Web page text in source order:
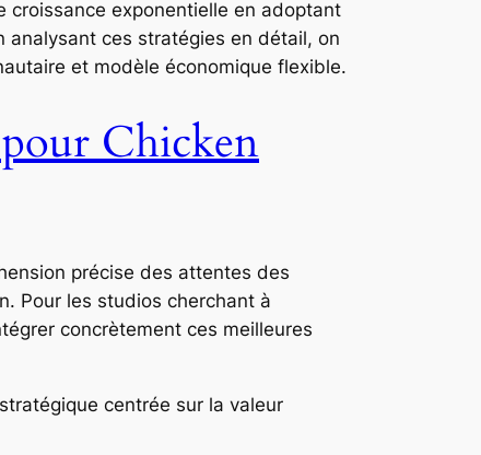
croissance exponentielle en adoptant
analysant ces stratégies en détail, on
et modèle économique flexible.
Chicken
précise des attentes des
Pour les studios cherchant à
concrètement ces meilleures
centrée sur la valeur